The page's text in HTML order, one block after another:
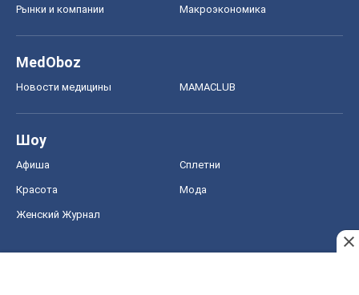
Рынки и компании Mакроэкономика
MedOboz
Новости медицины MAMACLUB
Шоу
Афиша Сплетни
Красота Мода
Женский Журнал